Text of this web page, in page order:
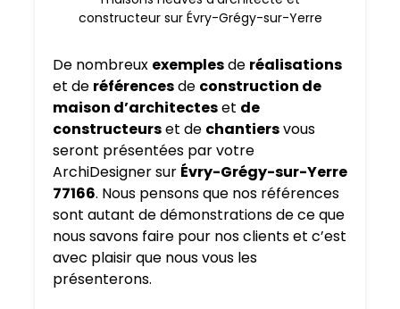
constructeur sur Évry-Grégy-sur-Yerre
De nombreux exemplesde réalisations
et de référencesde construction de
maison d’architecteset de
constructeurset de chantiersvous
seront présentées par votre
ArchiDesigner sur Évry-Grégy-sur-Yerre
77166. Nous pensons que nos références
sont autant de démonstrations de ce que
nous savons faire pour nos clients et c’est
avec plaisir que nous vous les
présenterons.